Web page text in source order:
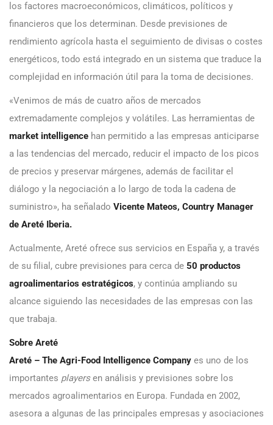
los factores macroeconómicos, climáticos, políticos y
financieros que los determinan. Desde previsiones de
rendimiento agrícola hasta el seguimiento de divisas o costes
energéticos, todo está integrado en un sistema que traduce la
complejidad en información útil para la toma de decisiones.
«Venimos de más de cuatro años de mercados
extremadamente complejos y volátiles. Las herramientas de
market intelligence han permitido a las empresas anticiparse
a las tendencias del mercado, reducir el impacto de los picos
de precios y preservar márgenes, además de facilitar el
diálogo y la negociación a lo largo de toda la cadena de
suministro», ha señalado Vicente Mateos, Country Manager
de Areté Iberia.
Actualmente, Areté ofrece sus servicios en España y, a través
de su filial, cubre previsiones para cerca de 50 productos
agroalimentarios estratégicos, y continúa ampliando su
alcance siguiendo las necesidades de las empresas con las
que trabaja.
Sobre Areté
Areté – The Agri-Food Intelligence Company es uno de los
importantes playersen análisis y previsiones sobre los
mercados agroalimentarios en Europa. Fundada en 2002,
asesora a algunas de las principales empresas y asociaciones